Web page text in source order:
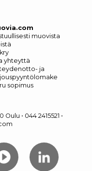
muovista
yhteyttä
ja
sopimus
Oulu • 044 2415521 •